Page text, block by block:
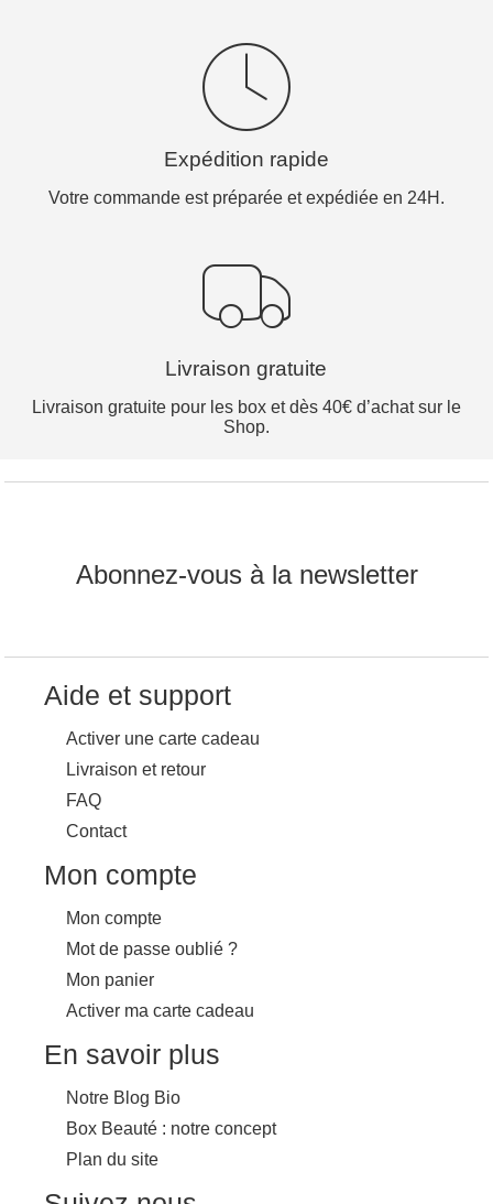
Expédition rapide
Votre commande est préparée et expédiée en 24H.
Livraison gratuite
Livraison gratuite pour les box et dès 40€ d’achat sur le
Shop.
Abonnez-vous à la newsletter
Aide et support
Activer une carte cadeau
Livraison et retour
FAQ
Contact
Mon compte
Mon compte
Mot de passe oublié ?
Mon panier
Activer ma carte cadeau
En savoir plus
Notre Blog Bio
Box Beauté : notre concept
Plan du site